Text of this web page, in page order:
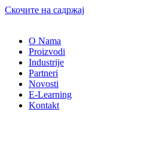
Скочите на садржај
O Nama
Proizvodi
Industrije
Partneri
Novosti
E-Learning
Kontakt